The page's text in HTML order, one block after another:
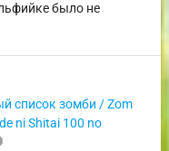
было не
список зомби / Zom
ni Shitai 100 no